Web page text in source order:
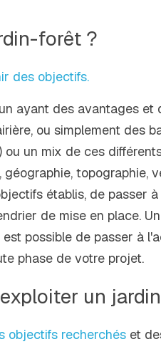
forêt ?
des objectifs.
ayant des avantages et
ou simplement des
un mix de ces
topographie,
établis, de passer
de mise en place.
possible de passer à
phase de votre projet.
un
objectifs recherchés et